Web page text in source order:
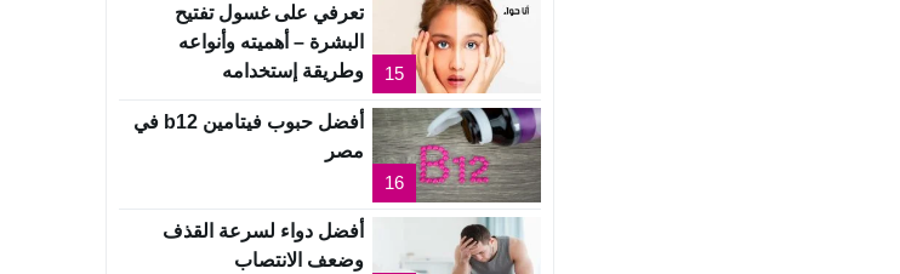
15
تعرفي على غسول تفتيح
البشرة – أهميته وأنواعه
وطريقة إستخدامه
16
أفضل حبوب فيتامين b12 في
مصر
أفضل دواء لسرعة القذف
وضعف الانتصاب